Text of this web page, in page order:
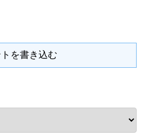
を書き込む